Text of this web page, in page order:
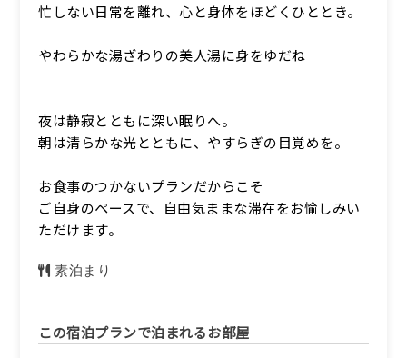
忙しない日常を離れ、心と身体をほどくひととき。
やわらかな湯ざわりの美人湯に身をゆだね
夜は静寂とともに深い眠りへ。
朝は清らかな光とともに、やすらぎの目覚めを。
お食事のつかないプランだからこそ
ご自身のペースで、自由気ままな滞在をお愉しみい
ただけます。
素泊まり
この宿泊プランで泊まれるお部屋